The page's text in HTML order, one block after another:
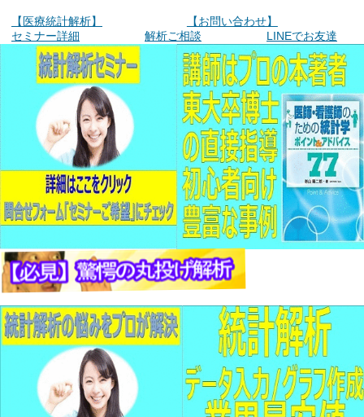
【医療統計解析】
【お問い合わせ】
セミナー詳細
解析ご相談 LINEでお友達